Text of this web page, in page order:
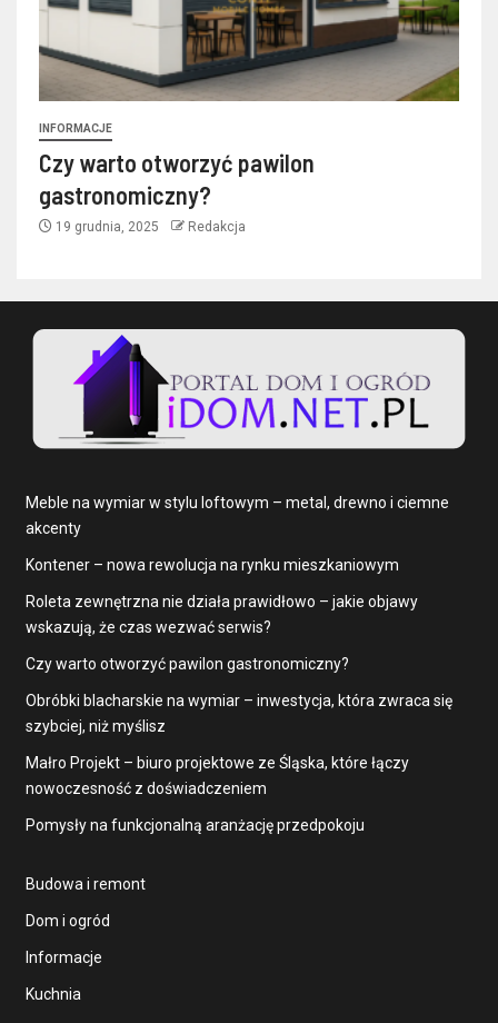
INFORMACJE
Czy warto otworzyć pawilon
gastronomiczny?
19 grudnia, 2025 Redakcja
Meble na wymiar w stylu loftowym – metal, drewno i ciemne
akcenty
Kontener – nowa rewolucja na rynku mieszkaniowym
Roleta zewnętrzna nie działa prawidłowo – jakie objawy
wskazują, że czas wezwać serwis?
Czy warto otworzyć pawilon gastronomiczny?
Obróbki blacharskie na wymiar – inwestycja, która zwraca się
szybciej, niż myślisz
Małro Projekt – biuro projektowe ze Śląska, które łączy
nowoczesność z doświadczeniem
Pomysły na funkcjonalną aranżację przedpokoju
Budowa i remont
Dom i ogród
Informacje
Kuchnia